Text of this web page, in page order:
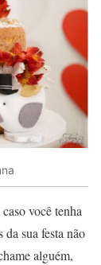
você tenha
da sua festa não
alguém,